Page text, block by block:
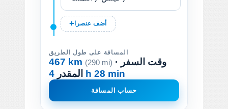
أضف عنصرا
المسافة على طول الطريق
467 km (290 mi) · وقت السفر
المقدر 4 h 28 min
حساب المسافة